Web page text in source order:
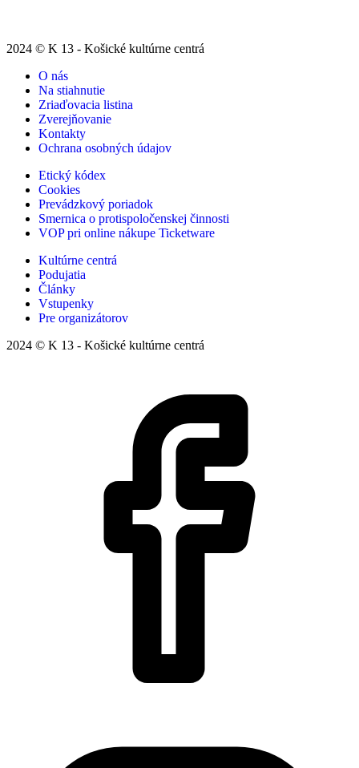
2024 © K 13 - Košické kultúrne centrá
O nás
Na stiahnutie
Zriaďovacia listina
Zverejňovanie
Kontakty
Ochrana osobných údajov
Etický kódex
Cookies
Prevádzkový poriadok
Smernica o protispoločenskej činnosti
VOP pri online nákupe Ticketware
Kultúrne centrá
Podujatia
Články
Vstupenky
Pre organizátorov
2024 © K 13 - Košické kultúrne centrá